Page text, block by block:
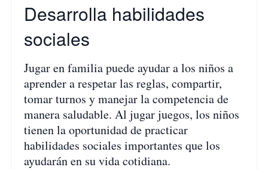
Desarrolla habilidades
sociales
Jugar en familia puede ayudar a los niños a
aprender a respetar las reglas, compartir,
tomar turnos y manejar la competencia de
manera saludable. Al jugar juegos, los niños
tienen la oportunidad de practicar
habilidades sociales importantes que los
ayudarán en su vida cotidiana.